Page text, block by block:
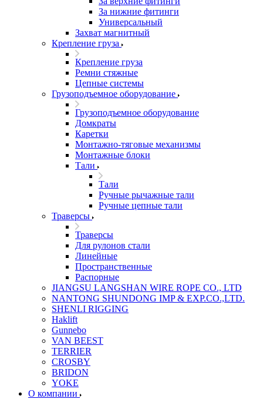
За нижние фитинги
Универсальный
Захват магнитный
Крепление груза
Крепление груза
Ремни стяжные
Цепные системы
Грузоподъемное оборудование
Грузоподъемное оборудование
Домкраты
Каретки
Монтажно-тяговые механизмы
Монтажные блоки
Тали
Тали
Ручные рычажные тали
Ручные цепные тали
Траверсы
Траверсы
Для рулонов стали
Линейные
Пространственные
Распорные
JIANGSU LANGSHAN WIRE ROPE CO., LTD
NANTONG SHUNDONG IMP & EXP.CO.,LTD.
SHENLI RIGGING
Haklift
Gunnebo
VAN BEEST
TERRIER
CROSBY
BRIDON
YOKE
О компании